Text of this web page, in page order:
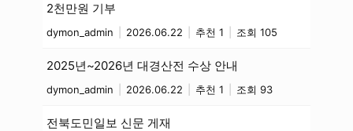
2천만원 기부
dymon_admin 2026.06.22 추천 1 조회 105
2025년~2026년 대경산전 수상 안내
dymon_admin 2026.06.22 추천 1 조회 93
전북도민일보 신문 게재